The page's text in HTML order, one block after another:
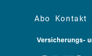
Abo Kontakt